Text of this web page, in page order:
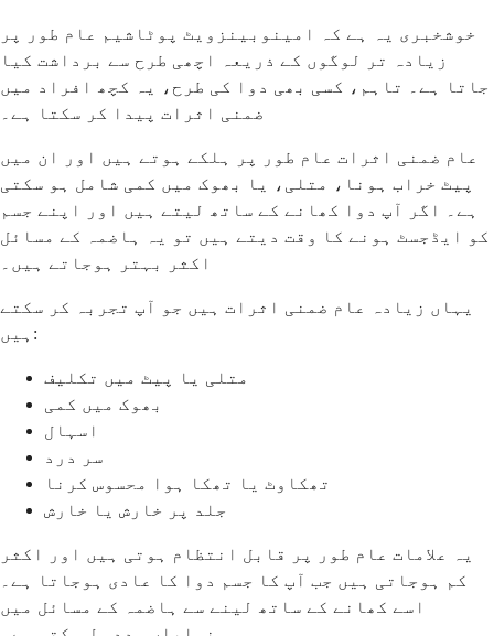
خوشخبری یہ ہے کہ امینوبینزویٹ پوٹاشیم عام طور پر
زیادہ تر لوگوں کے ذریعہ اچھی طرح سے برداشت کیا
جاتا ہے۔ تاہم، کسی بھی دوا کی طرح، یہ کچھ افراد میں
ضمنی اثرات پیدا کر سکتا ہے۔
عام ضمنی اثرات عام طور پر ہلکے ہوتے ہیں اور ان میں
پیٹ خراب ہونا، متلی، یا بھوک میں کمی شامل ہو سکتی
ہے۔ اگر آپ دوا کھانے کے ساتھ لیتے ہیں اور اپنے جسم
کو ایڈجسٹ ہونے کا وقت دیتے ہیں تو یہ ہاضمہ کے مسائل
اکثر بہتر ہوجاتے ہیں۔
یہاں زیادہ عام ضمنی اثرات ہیں جو آپ تجربہ کر سکتے
ہیں:
متلی یا پیٹ میں تکلیف
بھوک میں کمی
اسہال
سر درد
تھکاوٹ یا تھکا ہوا محسوس کرنا
جلد پر خارش یا خارش
یہ علامات عام طور پر قابل انتظام ہوتی ہیں اور اکثر
کم ہوجاتی ہیں جب آپ کا جسم دوا کا عادی ہوجاتا ہے۔
اسے کھانے کے ساتھ لینے سے ہاضمہ کے مسائل میں